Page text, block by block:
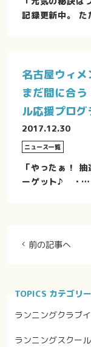
記録更新中。
名古屋ウィ
まだ間に合
ル応援プログ
2017.12.30
ニュース一覧
「やったぁ！
ーゲット♪ ・…
前の記事へ
TOPICS カテゴリー
ランニングクラブ
ランニングスクー